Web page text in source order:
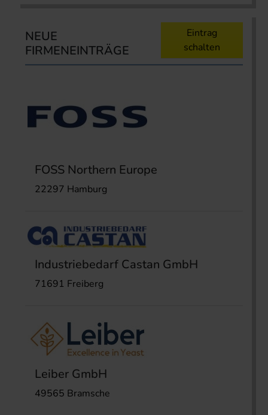
NEUE
FIRMENEINTRÄGE
Eintrag
schalten
FOSS Northern Europe
22297 Hamburg
Industriebedarf Castan GmbH
71691 Freiberg
Leiber GmbH
49565 Bramsche